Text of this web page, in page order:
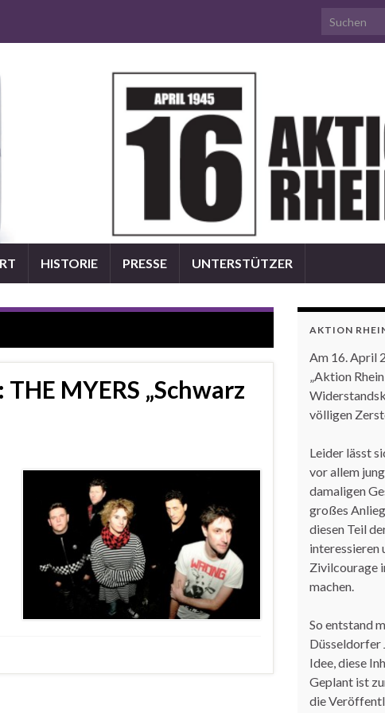
Search for:
HISTORIE PRESSE UNTERSTÜTZER
MYERS „Schwarz
AKTION
Am 16. April
„Aktion
völligen
Leider lässt
vor allem
damaligen
großes
diesen Teil
interessieren
Zivilcourage
machen.
So entstand
Düsseldorfer
Idee, diese
Geplant ist
die